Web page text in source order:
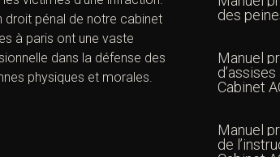
droit pénal de notre cabinet
à paris ont une vaste
dans la défense des
physiques et morales.
des
Manuel
Cabinet
Manuel
de